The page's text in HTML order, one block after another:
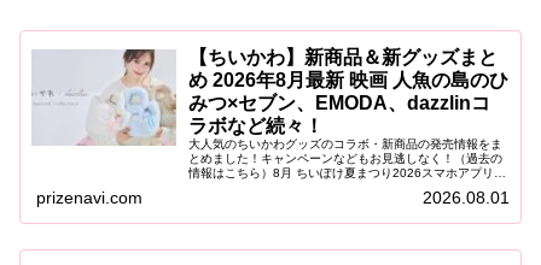
【ちいかわ】新商品＆新グッズまと
め 2026年8月最新 映画 人魚の島のひ
みつ×セブン、EMODA、dazzlinコ
ラボなど続々！
大人気のちいかわグッズのコラボ・新商品の発売情報をま
とめました！キャンペーンなどもお見逃しなく！（過去の
情報はこちら）8月 ちいぽけ夏まつり2026スマホアプリ
prizenavi.com 2026.08.01